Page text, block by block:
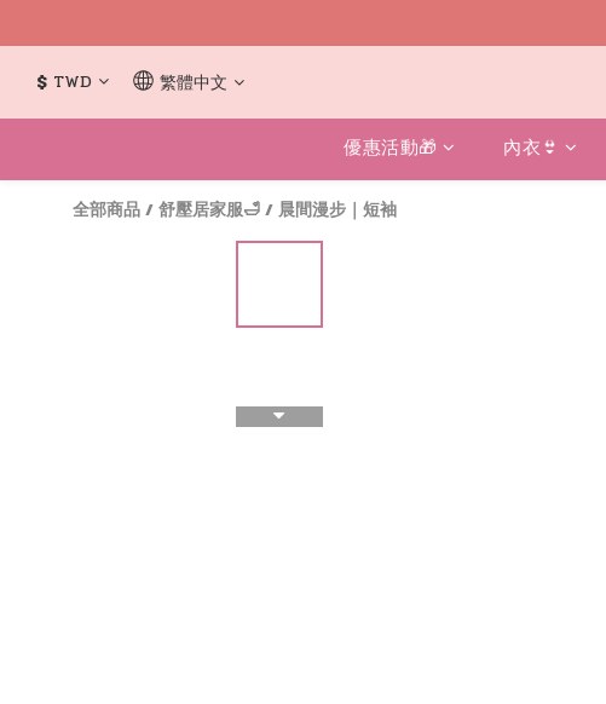
$ TWD 繁體中文
優惠活動🎁 內衣👙
全部商品/舒壓居家服🛁/晨間漫步｜短袖